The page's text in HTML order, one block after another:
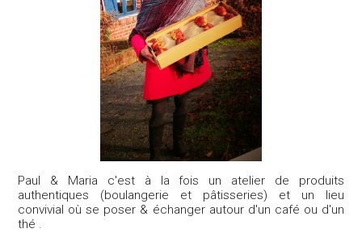
Paul & Maria c'est à la fois un atelier de produits
authentiques (boulangerie et pâtisseries) et un lieu
convivial où se poser & échanger autour d'un café ou d'un
thé .